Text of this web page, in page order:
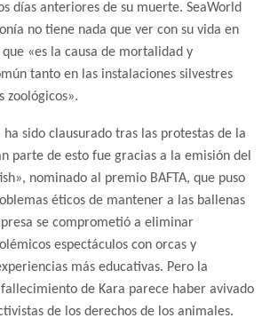
días anteriores de su muerte. SeaWorld
no tiene nada que ver con su vida en
«es la causa de mortalidad y
tanto en las instalaciones silvestres
zoológicos».
sido clausurado tras las protestas de la
parte de esto fue gracias a la emisión del
nominado al premio BAFTA, que puso
éticos de mantener a las ballenas
se comprometió a eliminar
espectáculos con orcas y
más educativas. Pero la
de Kara parece haber avivado
de los derechos de los animales.